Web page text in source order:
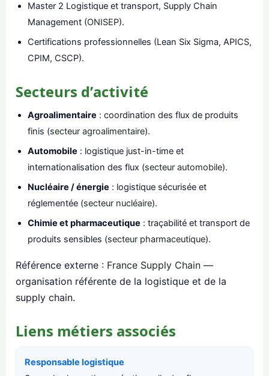
Master 2 Logistique et transport, Supply Chain
Management (ONISEP).
Certifications professionnelles (Lean Six Sigma, APICS,
CPIM, CSCP).
Secteurs d’activité
Agroalimentaire : coordination des flux de produits
finis (secteur agroalimentaire).
Automobile : logistique just-in-time et
internationalisation des flux (secteur automobile).
Nucléaire / énergie : logistique sécurisée et
réglementée (secteur nucléaire).
Chimie et pharmaceutique : traçabilité et transport de
produits sensibles (secteur pharmaceutique).
Référence externe : France Supply Chain —
organisation référente de la logistique et de la
supply chain.
Liens métiers associés
Responsable logistique